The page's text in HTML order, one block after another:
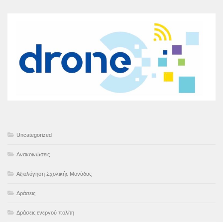
Uncategorized
Ανακοινώσεις
Αξιολόγηση Σχολικής Μονάδας
Δράσεις
Δράσεις ενεργού πολίτη